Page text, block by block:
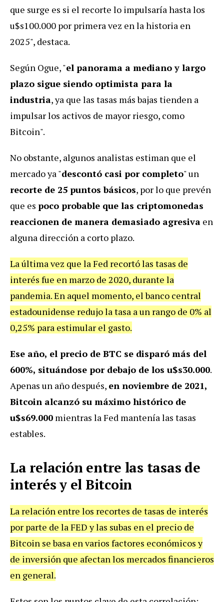
que surge es si el recorte lo impulsaría hasta los
u$s100.000 por primera vez en la historia en
2025", destaca.
Según Ogue, "el panorama a mediano y largo
plazo sigue siendo optimista para la
industria, ya que las tasas más bajas tienden a
impulsar los activos de mayor riesgo, como
Bitcoin".
No obstante, algunos analistas estiman que el
mercado ya "descontó casi por completo" un
recorte de 25 puntos básicos, por lo que prevén
que es poco probable que las criptomonedas
reaccionen de manera demasiado agresiva en
alguna dirección a corto plazo.
La última vez que la Fed recortó las tasas de
interés fue en marzo de 2020, durante la
pandemia. En aquel momento, el banco central
estadounidense redujo la tasa a un rango de 0% al
0,25% para estimular el gasto.
Ese año, el precio de BTC se disparó más del
600%, situándose por debajo de los u$s30.000.
Apenas un año después, en noviembre de 2021,
Bitcoin alcanzó su máximo histórico de
u$s69.000 mientras la Fed mantenía las tasas
estables.
La relación entre las tasas de
interés y el Bitcoin
La relación entre los recortes de tasas de interés
por parte de la FED y las subas en el precio de
Bitcoin se basa en varios factores económicos y
de inversión que afectan los mercados financieros
en general.